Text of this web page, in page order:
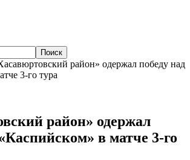
район» одержал победу над
3-го тура
район» одержал
в матче 3-го